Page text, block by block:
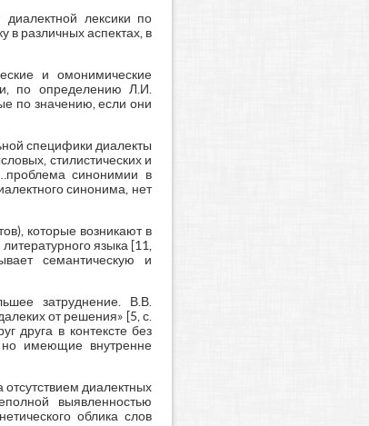
диалектной лексики по
в различных аспектах, в
и омонимические
по определению Л.И.
по значению, если они
специфики диалекты
стилистических и
синонимии в
синонима, нет
которые возникают в
языка [11,
семантическую и
затруднение. В.В.
от решения» [5, с.
друга в контексте без
имеющие внутренне
диалектных
выявленностью
облика слов